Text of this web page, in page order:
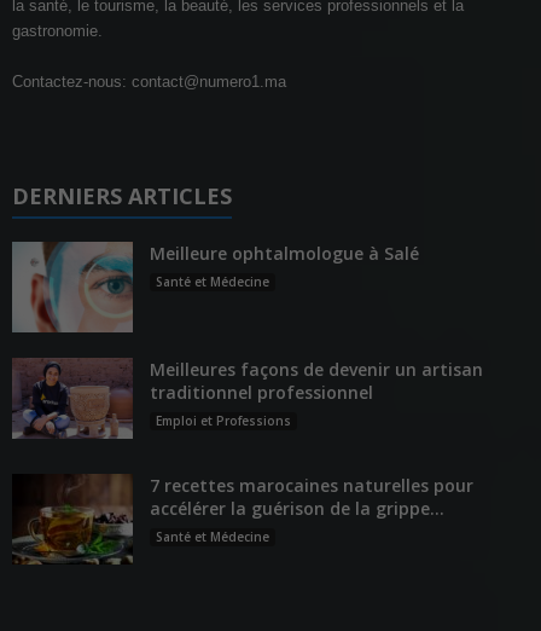
la santé, le tourisme, la beauté, les services professionnels et la
gastronomie.
Contactez-nous: contact@numero1.ma
DERNIERS ARTICLES
Meilleure ophtalmologue à Salé
Santé et Médecine
Meilleures façons de devenir un artisan
traditionnel professionnel
Emploi et Professions
7 recettes marocaines naturelles pour
accélérer la guérison de la grippe...
Santé et Médecine